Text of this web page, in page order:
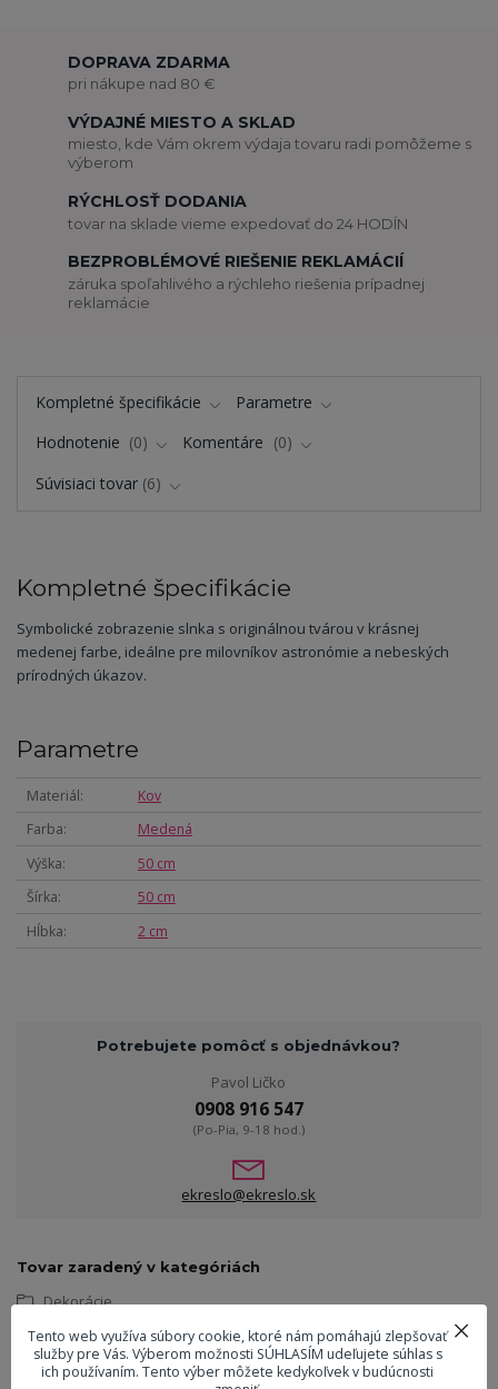
DOPRAVA ZDARMA
pri nákupe nad 80 €
VÝDAJNÉ MIESTO A SKLAD
miesto, kde Vám okrem výdaja tovaru radi pomôžeme s
výberom
RÝCHLOSŤ DODANIA
tovar na sklade vieme expedovať do 24 HODÍN
BEZPROBLÉMOVÉ RIEŠENIE REKLAMÁCIÍ
záruka spoľahlivého a rýchleho riešenia prípadnej
reklamácie
Kompletné špecifikácie
Parametre
Hodnotenie
0 Komentáre
0
Súvisiaci tovar 6
Kompletné špecifikácie
Symbolické zobrazenie slnka s originálnou tvárou v krásnej
medenej farbe, ideálne pre milovníkov astronómie a nebeských
prírodných úkazov.
Parametre
Materiál
Kov
Farba
Medená
Výška
50 cm
Šírka
50 cm
Hĺbka
2 cm
Potrebujete pomôcť s objednávkou?
Pavol Ličko
0908 916 547
(Po-Pia, 9-18 hod.)
ekreslo@ekreslo.sk
Tovar zaradený v kategóriách
Dekorácie
Súvisiaci tovar 6
Tento web využíva súbory cookie, ktoré nám pomáhajú zlepšovať
služby pre Vás. Výberom možnosti SÚHLASÍM udeľujete súhlas s
ich používaním. Tento výber môžete kedykoľvek v budúcnosti